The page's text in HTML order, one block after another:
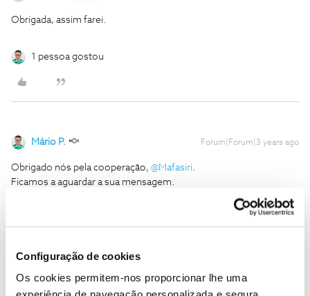
Configuração de cookies
Os cookies permitem-nos proporcionar lhe uma
Obrigada, assim farei.
1 pessoa gostou
Mário P. Forum|Forum|3 years ago
Obrigado nós pela cooperação, @Mafasiri.
Ficamos a aguardar a sua mensagem.